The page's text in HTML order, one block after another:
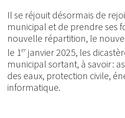
Il se réjouit désormais de
municipal et de prendre ses
nouvelle répartition, le
le 1 er janvier 2025, les
municipal sortant, à savoir :
des eaux, protection civile,
informatique.